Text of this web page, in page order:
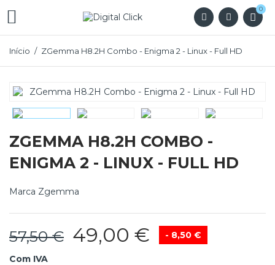
 0
Início ZGemma H8.2H Combo - Enigma 2 - Linux - Full HD
ZGEMMA H8.2H COMBO -
ENIGMA 2 - LINUX - FULL HD
Marca Zgemma
57,50 € 49,00 € - 8,50 €
Com IVA